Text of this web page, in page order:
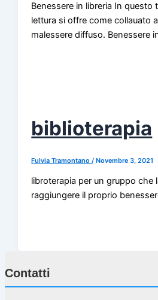
Benessere in libreria In questo
lettura si offre come collauato
malessere diffuso. Benessere
biblioterapia
Fulvia Tramontano/Novembre 3, 2021
libroterapia per un gruppo che
raggiungere il proprio
Contatti